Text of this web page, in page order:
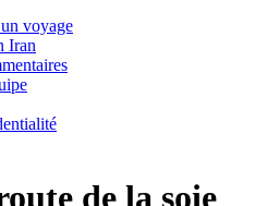
voyage
Iran
de la soie